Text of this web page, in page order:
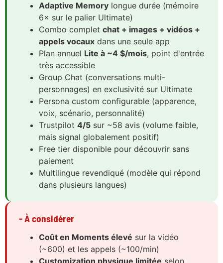
Adaptive Memory longue durée (mémoire
6× sur le palier Ultimate)
Combo complet chat + images + vidéos +
appels vocaux dans une seule app
Plan annuel Lite à ~4 $/mois, point d'entrée
très accessible
Group Chat (conversations multi-
personnages) en exclusivité sur Ultimate
Persona custom configurable (apparence,
voix, scénario, personnalité)
Trustpilot 4/5 sur ~58 avis (volume faible,
mais signal globalement positif)
Free tier disponible pour découvrir sans
paiement
Multilingue revendiqué (modèle qui répond
dans plusieurs langues)
- À considérer
Coût en Moments élevé sur la vidéo
(~600) et les appels (~100/min)